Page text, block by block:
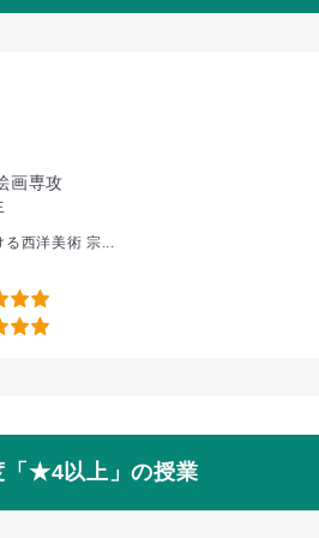
画専攻
西洋美術 宗...
「★4以上」の授業